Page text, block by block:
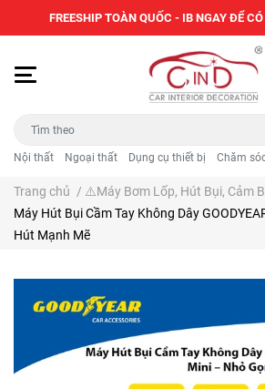
Nội thất Ngoại thất Dụng cụ thiết bị Chăm
Trang chủ / ⚠️Máy Bơm Lốp, Hút Bụi, Cảm
Máy Hút Bụi Cầm Tay Không Dây
Hút Mạnh Mẽ
FREESHIP TOÀN QUỐC - IB NGAY ĐỂ